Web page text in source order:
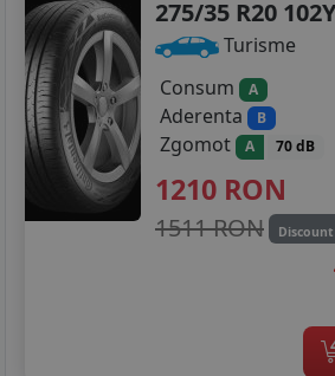
275/35 R20 102Y
Turisme
Consum
A
Aderenta B
Zgomot A 70 dB
1210 RON
1511 RON Discount